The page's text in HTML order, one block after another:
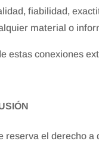
fiabilidad,
material o
estas conexiones
reserva el derecho